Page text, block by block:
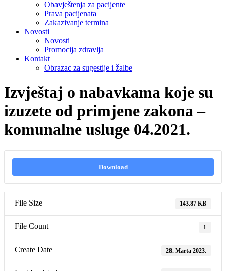
Obavještenja za pacijente
Prava pacijenata
Zakazivanje termina
Novosti
Novosti
Promocija zdravlja
Kontakt
Obrazac za sugestije i žalbe
Izvještaj o nabavkama koje su
izuzete od primjene zakona –
komunalne usluge 04.2021.
Download
File Size 143.87 KB
File Count 1
Create Date 28. Marta 2023.